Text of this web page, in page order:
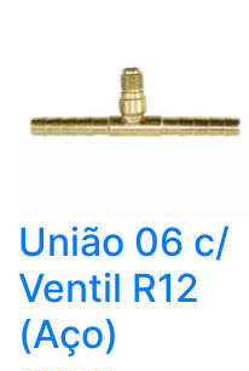
União 06 c/
Ventil R12
(Aço)